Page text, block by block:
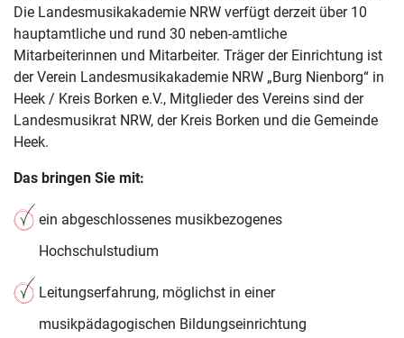
Die Landesmusikakademie NRW verfügt derzeit über 10
hauptamtliche und rund 30 neben-amtliche
Mitarbeiterinnen und Mitarbeiter. Träger der Einrichtung ist
der Verein Landesmusikakademie NRW „Burg Nienborg“ in
Heek / Kreis Borken e.V., Mitglieder des Vereins sind der
Landesmusikrat NRW, der Kreis Borken und die Gemeinde
Heek.
Das bringen Sie mit:
ein abgeschlossenes musikbezogenes
Hochschulstudium
Leitungserfahrung, möglichst in einer
musikpädagogischen Bildungseinrichtung